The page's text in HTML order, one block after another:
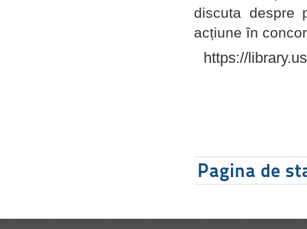
discuta despre
acțiune în
https://
Pagina de